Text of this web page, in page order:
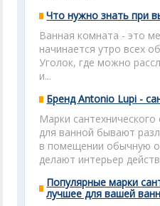
Что нужно знать при
Ванная комната - это
начинается утро всех
Уголок, где можно
и...
Бренд Antonio Lupi -
Марки
для ванной бывают
в помещении обычную
делают интерьер
Популярные марки
лучшее для вашей